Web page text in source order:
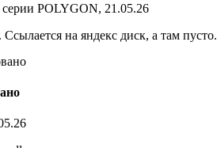
POLYGON, 21.05.26
на яндекс диск, а там пусто.